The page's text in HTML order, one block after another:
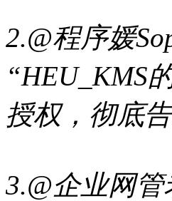
2.@程序媛
“HEU_KMS
授权，彻底
3.@企业网管